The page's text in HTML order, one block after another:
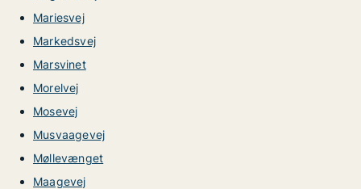
Mariesvej
Markedsvej
Marsvinet
Morelvej
Mosevej
Musvaagevej
Møllevænget
Maagevej